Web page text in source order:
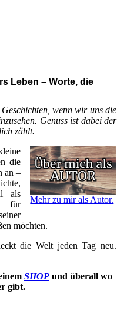
Leben – Worte, die
wenn wir uns die
Genuss ist dabei der
zählt.
Mehr zu mir als Autor.
die
an –
als
für
möchten.
die Welt jeden Tag neu.
SHOP und überall wo
gibt.